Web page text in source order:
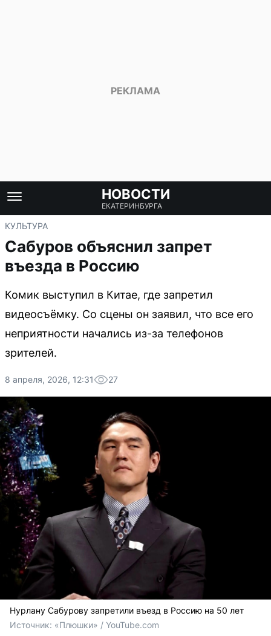
НОВОСТИ
ЕКАТЕРИНБУРГА
КУЛЬТУРА
Сабуров объяснил запрет
въезда в Россию
Комик выступил в Китае, где запретил
видеосъёмку. Со сцены он заявил, что все его
неприятности начались из-за телефонов
зрителей.
8 апреля, 2026, 12:31 27
Нурлану Сабурову запретили въезд в Россию на 50 лет
Источник: «Плюшки» / YouTube.com